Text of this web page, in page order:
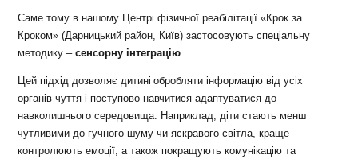
Саме тому в нашому Центрі фізичної реабілітації «Крок за
Кроком» (Дарницький район, Київ) застосовують спеціальну
методику –сенсорну інтеграцію.
Цей підхід дозволяє дитині обробляти інформацію від усіх
органів чуття і поступово навчитися адаптуватися до
навколишнього середовища. Наприклад, діти стають менш
чутливими до гучного шуму чи яскравого світла, краще
контролюють емоції, а також покращують комунікацію та